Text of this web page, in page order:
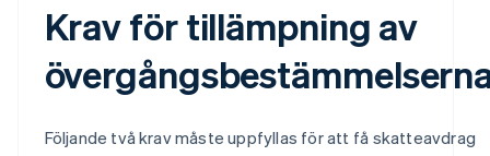
Krav för tillämpning av
Följande två krav måste uppfyllas för att få skatteavdrag